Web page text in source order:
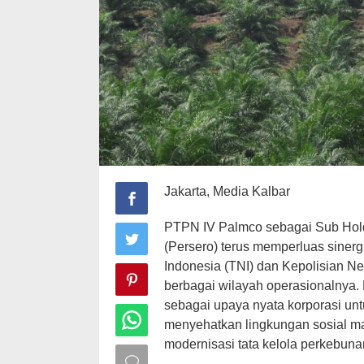
Jakarta, Media Kalbar
PTPN IV Palmco sebagai Sub
(Persero) terus memperluas
Indonesia (TNI) dan Kepolisian
berbagai wilayah
sebagai upaya nyata korporasi
menyehatkan lingkungan sosial
modernisasi tata kelola